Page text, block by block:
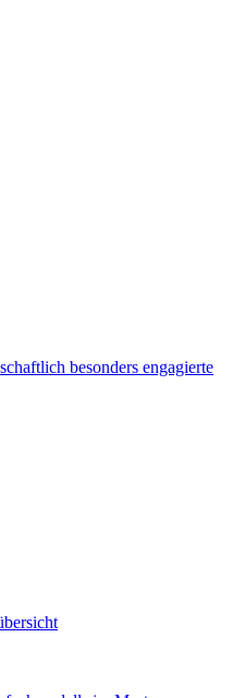
besonders engagierte